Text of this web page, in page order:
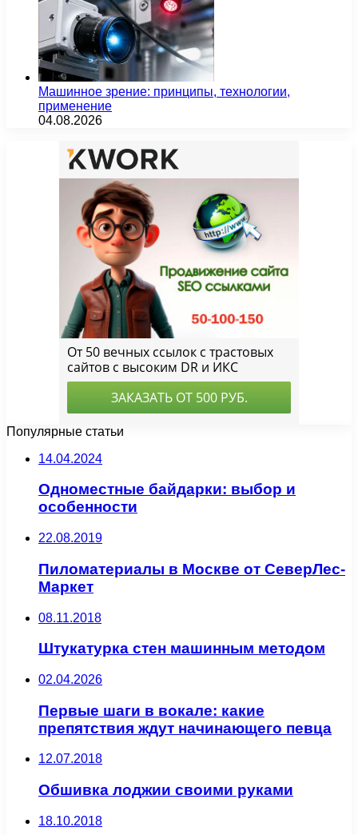
Машинное зрение: принципы, технологии,
применение
04.08.2026
Популярные статьи
14.04.2024
Одноместные байдарки: выбор и
особенности
22.08.2019
Пиломатериалы в Москве от СеверЛес-
Маркет
08.11.2018
Штукатурка стен машинным методом
02.04.2026
Первые шаги в вокале: какие
препятствия ждут начинающего певца
12.07.2018
Обшивка лоджии своими руками
18.10.2018